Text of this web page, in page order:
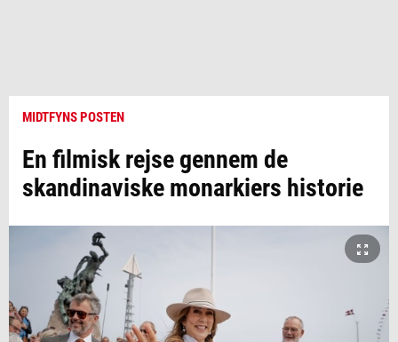
MIDTFYNS POSTEN
En filmisk rejse gennem de
skandinaviske monarkiers historie